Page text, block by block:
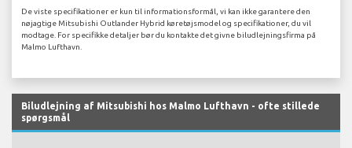
De viste specifikationer er kun til informationsformål, vi kan ikke garantere den
nøjagtige Mitsubishi Outlander Hybrid køretøjsmodel og specifikationer, du vil
modtage. For specifikke detaljer bør du kontakte det givne biludlejningsfirma på
Malmo Lufthavn.
Biludlejning af Mitsubishi hos Malmo Lufthavn - ofte stillede
spørgsmål